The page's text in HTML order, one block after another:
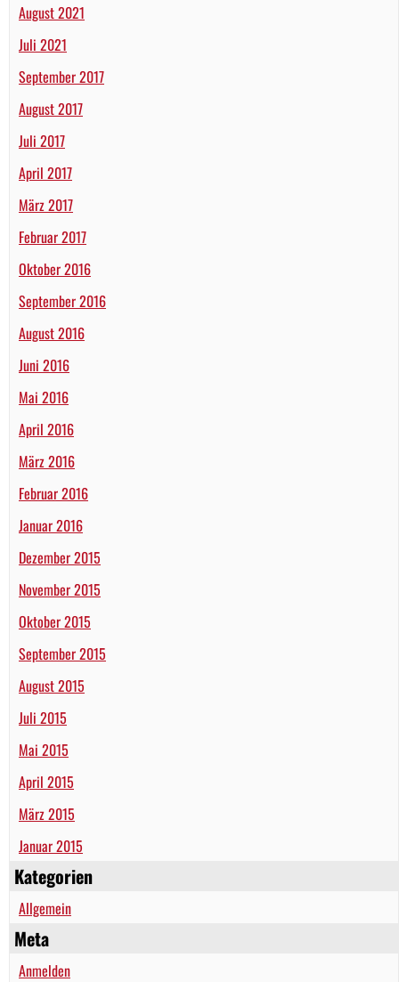
August 2021
Juli 2021
September 2017
August 2017
Juli 2017
April 2017
März 2017
Februar 2017
Oktober 2016
September 2016
August 2016
Juni 2016
Mai 2016
April 2016
März 2016
Februar 2016
Januar 2016
Dezember 2015
November 2015
Oktober 2015
September 2015
August 2015
Juli 2015
Mai 2015
April 2015
März 2015
Januar 2015
Kategorien
Allgemein
Meta
Anmelden